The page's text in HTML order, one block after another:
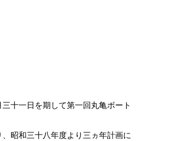
十一日を期して第一回丸亀ボート
昭和三十八年度より三ヵ年計画に